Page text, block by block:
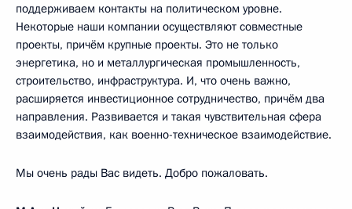
поддерживаем контакты на политическом уровне.
Некоторые наши компании осуществляют совместные
проекты, причём крупные проекты. Это не только
энергетика, но и металлургическая промышленность,
строительство, инфраструктура. И, что очень важно,
расширяется инвестиционное сотрудничество, причём два
направления. Развивается и такая чувствительная сфера
взаимодействия, как военно-техническое взаимодействие.
Мы очень рады Вас видеть. Добро пожаловать.